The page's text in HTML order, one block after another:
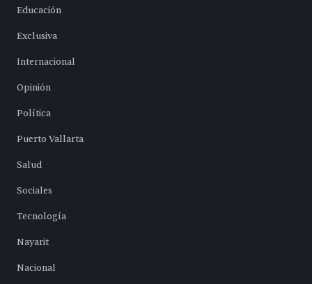
Educación
Exclusiva
Internacional
Opinión
Política
Puerto Vallarta
Salud
Sociales
Tecnología
Nayarit
Nacional